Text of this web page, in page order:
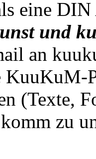
eine
und
an
(Texte,
zu